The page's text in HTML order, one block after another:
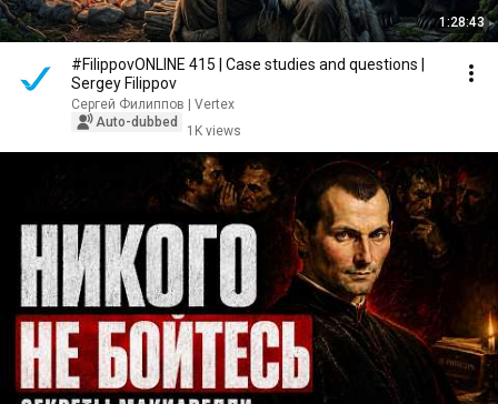
1:28:43
#FilippovONLINE 415 | Case studies and questions |
Sergey Filippov
Сергей Филиппов | Vertex
Auto-dubbed
1K views